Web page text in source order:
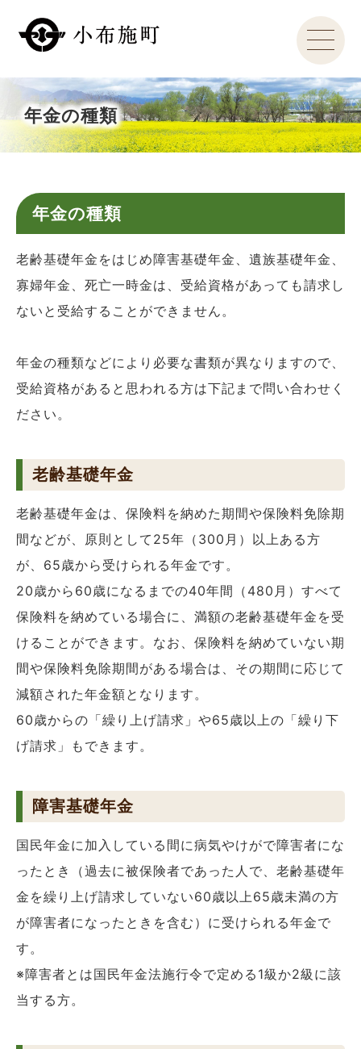
年金の種類
年金の種類
老齢基礎年金をはじめ障害基礎年金、遺族基礎年金、
寡婦年金、死亡一時金は、受給資格があっても請求し
ないと受給することができません。
年金の種類などにより必要な書類が異なりますので、
受給資格があると思われる方は下記まで問い合わせく
ださい。
老齢基礎年金
老齢基礎年金は、保険料を納めた期間や保険料免除期
間などが、原則として25年（300月）以上ある方
が、65歳から受けられる年金です。
20歳から60歳になるまでの40年間（480月）すべて
保険料を納めている場合に、満額の老齢基礎年金を受
けることができます。なお、保険料を納めていない期
間や保険料免除期間がある場合は、その期間に応じて
減額された年金額となります。
60歳からの「繰り上げ請求」や65歳以上の「繰り下
げ請求」もできます。
障害基礎年金
国民年金に加入している間に病気やけがで障害者にな
ったとき（過去に被保険者であった人で、老齢基礎年
金を繰り上げ請求していない60歳以上65歳未満の方
が障害者になったときを含む）に受けられる年金で
す。
※障害者とは国民年金法施行令で定める1級か2級に該
当する方。